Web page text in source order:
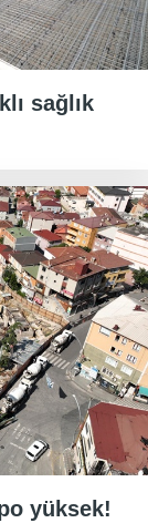
sağlık
yüksek!